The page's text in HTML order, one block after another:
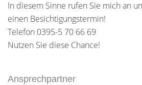
In diesem Sinne rufen Sie mich an
einen Besichtigungstermin!
Telefon 0395-5 70 66 69
Nutzen Sie diese Chance!
Ansprechpartner